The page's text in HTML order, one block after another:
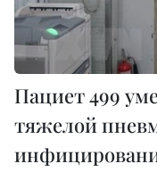
Пациет 499
тяжелой